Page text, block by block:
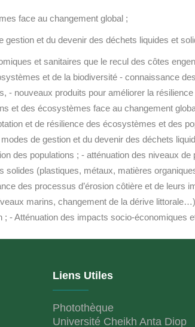
face au changement global ;
gestion et du devenir des déchets liquides et
et sanitaires que le recul des côtes
et de la biodiversité - connaissance
nouveaux produits pour améliorer la
des écosystèmes face au changement
et de résilience des écosystèmes et des
de gestion et du devenir des déchets
des populations ; - atténuation des niveaux
(plastiques, métaux, matières
des processus d’érosion côtière et de
marins, changement de la dérive
- Atténuation des impacts socio-économiques
Liens Utiles
Photothèque
Université Cheikh Anta Diop